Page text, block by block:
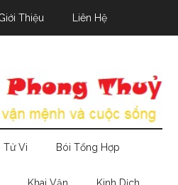
Thiệu Liên Hệ
Tử Vi Bói Tổng Hợp